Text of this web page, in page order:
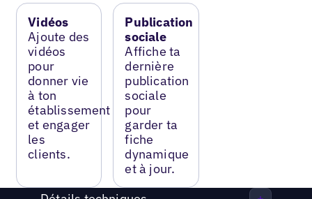
Vidéos
Ajoute des
vidéos
pour
donner vie
à ton
établissement
et engager
les
clients.
Publication
sociale
Affiche ta
dernière
publication
sociale
pour
garder ta
fiche
dynamique
et à jour.